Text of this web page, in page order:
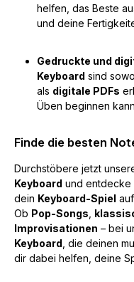
helfen, das Beste
und deine
Gedruckte und
Keyboard sind
als digitale PDFs
Üben beginnen
Finde die besten
Durchstöbere jetzt
Keyboard und entdecke
dein Keyboard-Spiel
Ob Pop-Songs
Improvisationen – bei
Keyboard , die deinen
dir dabei helfen, deine